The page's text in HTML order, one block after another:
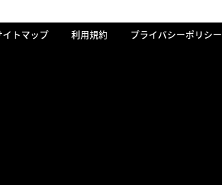
イトマップ 利用規約 プライバシーポリシー